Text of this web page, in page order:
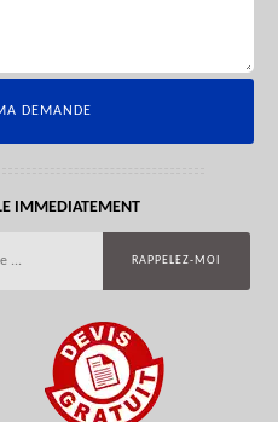
IMMEDIATEMENT